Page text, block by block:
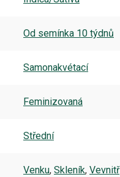
Od semínka 10 týdnů
Samonakvétací
Feminizovaná
Střední
Venku, Skleník, Vevnitř